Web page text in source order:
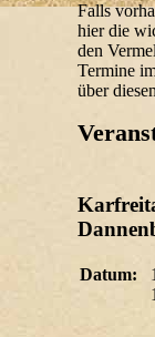
Falls
hier die
den
Termine
über
Datum: